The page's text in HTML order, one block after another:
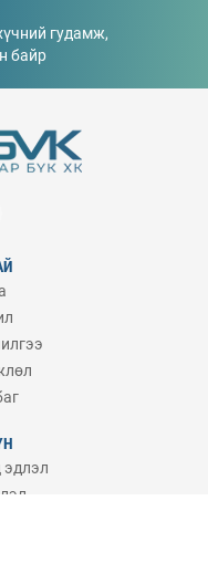
гудамж,
байр
эдлэл